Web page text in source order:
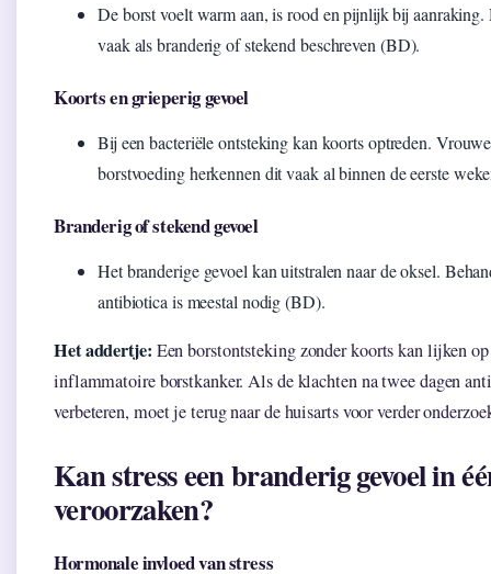
De borst voelt warm aan, is rood en pijnlijk bij
vaak als branderig of stekend beschreven (BD).
Koorts en grieperig gevoel
Bij een bacteriële ontsteking kan koorts optreden.
borstvoeding herkennen dit vaak al binnen de eerste
Branderig of stekend gevoel
Het branderige gevoel kan uitstralen naar de oksel.
antibiotica is meestal nodig (BD).
Het addertje: Een borstontsteking zonder koorts kan lijken op
inflammatoire borstkanker. Als de klachten na twee dagen
verbeteren, moet je terug naar de huisarts voor verder
Kan stress een branderig gevoel in
veroorzaken?
Hormonale invloed van stress